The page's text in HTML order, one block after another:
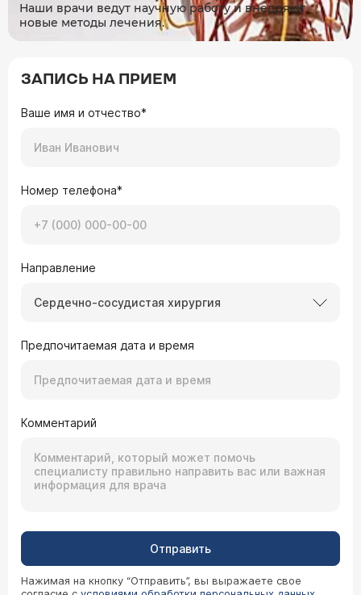
Наши врачи ведут научную работу и внедряют
новые методы лечения.
ЗАПИСЬ НА ПРИЕМ
Ваше имя и отчество*
Номер телефона*
Направление
Сердечно-сосудистая хирургия
Предпочитаемая дата и время
Комментарий
Отправить
Нажимая на кнопку “Отправить”, вы выражаете свое